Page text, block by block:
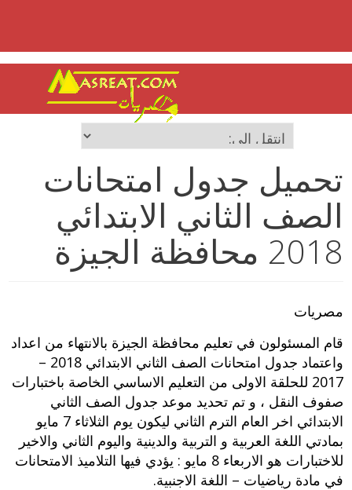
تحميل جدول امتحانات
الصف الثاني الابتدائي
2018 محافظة الجيزة
مصريات
قام المسئولون في تعليم محافظة الجيزة بالانتهاء من اعداد
واعتماد جدول امتحانات الصف الثاني الابتدائي 2018 –
2017 للحلقة الاولى من التعليم الاساسي الخاصة باختبارات
صفوف النقل ، و تم تحديد موعد جدول الصف الثاني
الابتدائي اخر العام الترم الثاني ليكون يوم الثلاثاء 7 مايو
بمادتي اللغة العربية و التربية والدينية واليوم الثاني والاخير
للاختبارات هو الاربعاء 8 مايو : يؤدي فيها التلاميذ الامتحانات
في مادة رياضيات – اللغة الاجنبية.